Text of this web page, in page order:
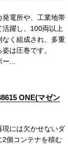
発電所や、工業地帯
活躍し、100両以上
く組成され、多重
は圧巻です。
...
ONE(マゼン
現には欠かせないダ
2個コンテナを積む